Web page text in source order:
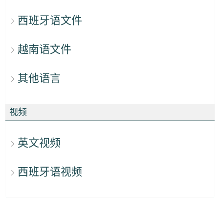
西班牙语文件
越南语文件
其他语言
视频
英文视频
西班牙语视频